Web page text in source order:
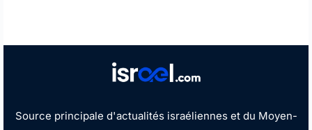
Source principale d'actualités israéliennes et du Moyen-